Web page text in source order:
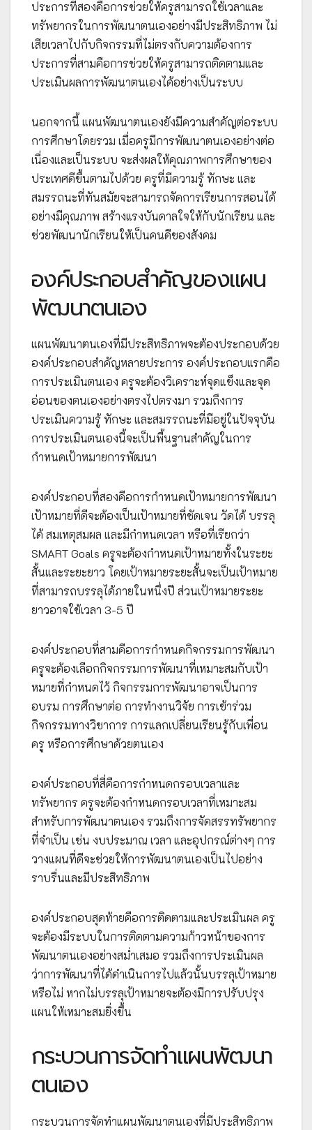
ประการที่สองคือการช่วยให้ครูสามารถใช้เวลาและ
ทรัพยากรในการพัฒนาตนเองอย่างมีประสิทธิภาพ ไม่
เสียเวลาไปกับกิจกรรมที่ไม่ตรงกับความต้องการ
ประการที่สามคือการช่วยให้ครูสามารถติดตามและ
ประเมินผลการพัฒนาตนเองได้อย่างเป็นระบบ
นอกจากนี้ แผนพัฒนาตนเองยังมีความสำคัญต่อระบบ
การศึกษาโดยรวม เมื่อครูมีการพัฒนาตนเองอย่างต่อ
เนื่องและเป็นระบบ จะส่งผลให้คุณภาพการศึกษาของ
ประเทศดีขึ้นตามไปด้วย ครูที่มีความรู้ ทักษะ และ
สมรรถนะที่ทันสมัยจะสามารถจัดการเรียนการสอนได้
อย่างมีคุณภาพ สร้างแรงบันดาลใจให้กับนักเรียน และ
ช่วยพัฒนานักเรียนให้เป็นคนดีของสังคม
องค์ประกอบสำคัญของแผน
พัฒนาตนเอง
แผนพัฒนาตนเองที่มีประสิทธิภาพจะต้องประกอบด้วย
องค์ประกอบสำคัญหลายประการ องค์ประกอบแรกคือ
การประเมินตนเอง ครูจะต้องวิเคราะห์จุดแข็งและจุด
อ่อนของตนเองอย่างตรงไปตรงมา รวมถึงการ
ประเมินความรู้ ทักษะ และสมรรถนะที่มีอยู่ในปัจจุบัน
การประเมินตนเองนี้จะเป็นพื้นฐานสำคัญในการ
กำหนดเป้าหมายการพัฒนา
องค์ประกอบที่สองคือการกำหนดเป้าหมายการพัฒนา
เป้าหมายที่ดีจะต้องเป็นเป้าหมายที่ชัดเจน วัดได้ บรรลุ
ได้ สมเหตุสมผล และมีกำหนดเวลา หรือที่เรียกว่า
SMART Goals ครูจะต้องกำหนดเป้าหมายทั้งในระยะ
สั้นและระยะยาว โดยเป้าหมายระยะสั้นจะเป็นเป้าหมาย
ที่สามารถบรรลุได้ภายในหนึ่งปี ส่วนเป้าหมายระยะ
ยาวอาจใช้เวลา 3-5 ปี
องค์ประกอบที่สามคือการกำหนดกิจกรรมการพัฒนา
ครูจะต้องเลือกกิจกรรมการพัฒนาที่เหมาะสมกับเป้า
หมายที่กำหนดไว้ กิจกรรมการพัฒนาอาจเป็นการ
อบรม การศึกษาต่อ การทำงานวิจัย การเข้าร่วม
กิจกรรมทางวิชาการ การแลกเปลี่ยนเรียนรู้กับเพื่อน
ครู หรือการศึกษาด้วยตนเอง
องค์ประกอบที่สี่คือการกำหนดกรอบเวลาและ
ทรัพยากร ครูจะต้องกำหนดกรอบเวลาที่เหมาะสม
สำหรับการพัฒนาตนเอง รวมถึงการจัดสรรทรัพยากร
ที่จำเป็น เช่น งบประมาณ เวลา และอุปกรณ์ต่างๆ การ
วางแผนที่ดีจะช่วยให้การพัฒนาตนเองเป็นไปอย่าง
ราบรื่นและมีประสิทธิภาพ
องค์ประกอบสุดท้ายคือการติดตามและประเมินผล ครู
จะต้องมีระบบในการติดตามความก้าวหน้าของการ
พัฒนาตนเองอย่างสม่ำเสมอ รวมถึงการประเมินผล
ว่าการพัฒนาที่ได้ดำเนินการไปแล้วนั้นบรรลุเป้าหมาย
หรือไม่ หากไม่บรรลุเป้าหมายจะต้องมีการปรับปรุง
แผนให้เหมาะสมยิ่งขึ้น
กระบวนการจัดทำแผนพัฒนา
ตนเอง
กระบวนการจัดทำแผนพัฒนาตนเองที่มีประสิทธิภาพ